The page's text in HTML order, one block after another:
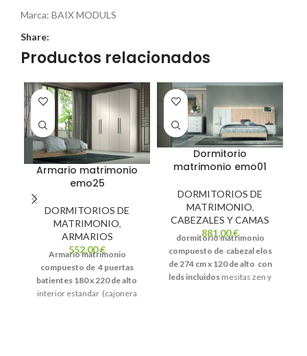
Marca: BAIX MODULS
Share:
Productos relacionados
Armario matrimonio
emo25
DORMITORIOS DE
MATRIMONIO,
ARMARIOS
552,00€
Armario matrimonio
compuesto de 4 puertas
batientes 180 x 220 de alto
interior estandar (cajonera
Dormitorio
matrimonio emo01
DORMITORIOS DE
MATRIMONIO,
CABEZALES Y CAMAS
881,00€
dormitorio matrimonio
compuesto de cabezal elos
de 274 cm x 120 de alto con
leds incluidos mesitas zen y